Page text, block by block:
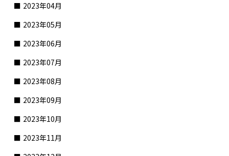
2023年04月
2023年05月
2023年06月
2023年07月
2023年08月
2023年09月
2023年10月
2023年11月